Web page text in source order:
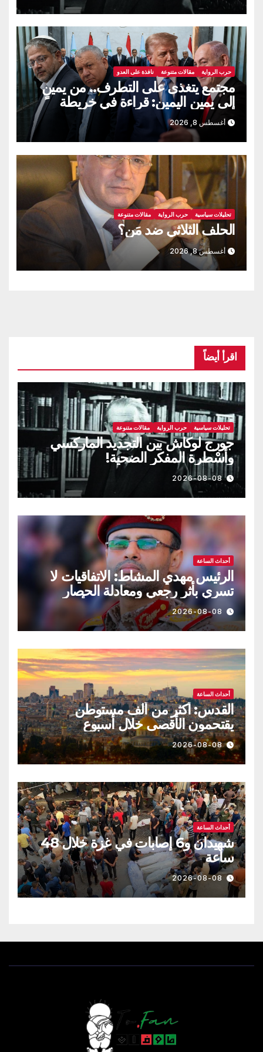
حرب الرواية مقالات متنوعة نافذة على العدو
مجتمع يتغذى على التطرف.. من يمينٍ
إلى يمين اليمين: قراءة في خريطة
الانتخابات “الإسرائيلية” المقبلة
أغسطس 8, 2026
تحليلات سياسية حرب الرواية مقالات متنوعة
الحلف الثلاثي ضد مَن؟
أغسطس 8, 2026
اقرأ أيضاً
تحليلات سياسية حرب الرواية مقالات متنوعة
جورج لوكاش بين التجديد الماركسي
وأسْطرة المفكر الضحية!
2026-08-08
أحداث الساعة
الرئيس مهدي المشاط: الاتفاقيات لا
تسري بأثر رجعي ومعادلة الحصار
بالحصار مستمرة حتى تحقق أهدافها
2026-08-08
أحداث الساعة
القدس: أكثر من ألف مستوطن
يقتحمون الأقصى خلال أسبوع
2026-08-08
أحداث الساعة
شهيدان و6 إصابات في غزة خلال 48
ساعة
2026-08-08